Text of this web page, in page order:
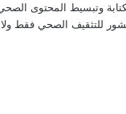
وتبسيط المحتوى
للتثقيف الصحي فقط